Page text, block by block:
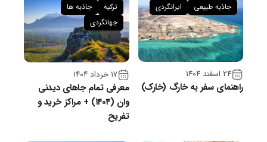
۲۴ اسفند ۱۴۰۴
راهنمای سفر به خارگ (خارک)
جاذبه طبیعی ایرانگردی
۱۷ خرداد ۱۴۰۴
معرفی تمام جاهای دیدنی
وان (۱۴۰۴) + مراکز خرید و
تفریح
ترکیه
جاذبه ها
جهانگردی